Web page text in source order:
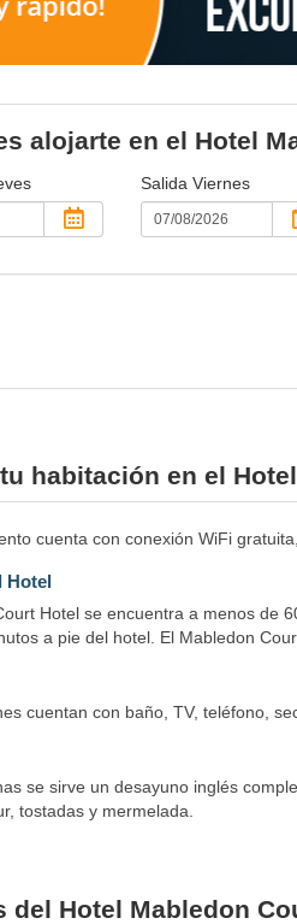
alojarte en el Hotel
Salida Viernes
habitación en el
cuenta con conexión WiFi
Hotel
Hotel se encuentra a menos de
a pie del hotel. El Mabledon
cuentan con baño, TV, teléfono,
se sirve un desayuno inglés
tostadas y mermelada.
del Hotel Mabledon